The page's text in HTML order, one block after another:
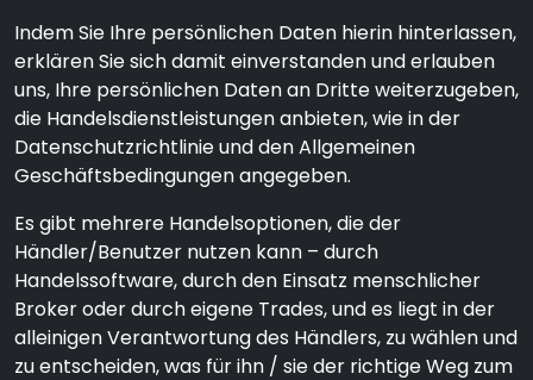
Indem Sie Ihre persönlichen Daten hierin hinterlassen,
erklären Sie sich damit einverstanden und erlauben
uns, Ihre persönlichen Daten an Dritte weiterzugeben,
die Handelsdienstleistungen anbieten, wie in der
Datenschutzrichtlinie und den Allgemeinen
Geschäftsbedingungen angegeben.
Es gibt mehrere Handelsoptionen, die der
Händler/Benutzer nutzen kann – durch
Handelssoftware, durch den Einsatz menschlicher
Broker oder durch eigene Trades, und es liegt in der
alleinigen Verantwortung des Händlers, zu wählen und
zu entscheiden, was für ihn / sie der richtige Weg zum